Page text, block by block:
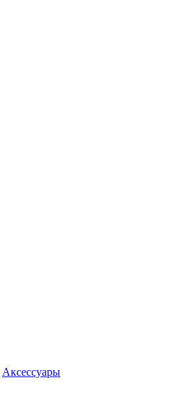
Аксессуары